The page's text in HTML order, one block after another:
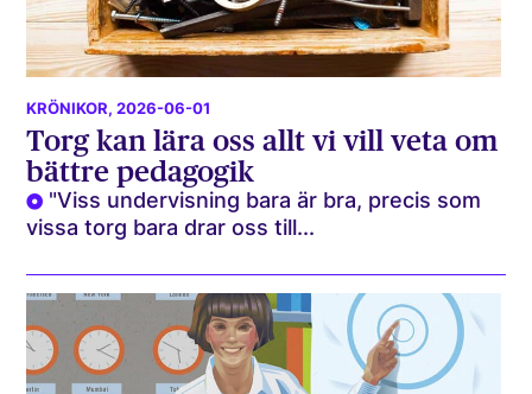
KRÖNIKOR, 2026-06-01
Torg kan lära oss allt vi vill veta om
bättre pedagogik
"Viss undervisning bara är bra, precis som
vissa torg bara drar oss till...